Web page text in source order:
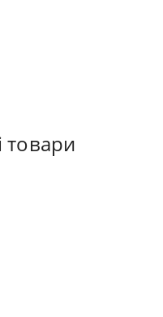
товари